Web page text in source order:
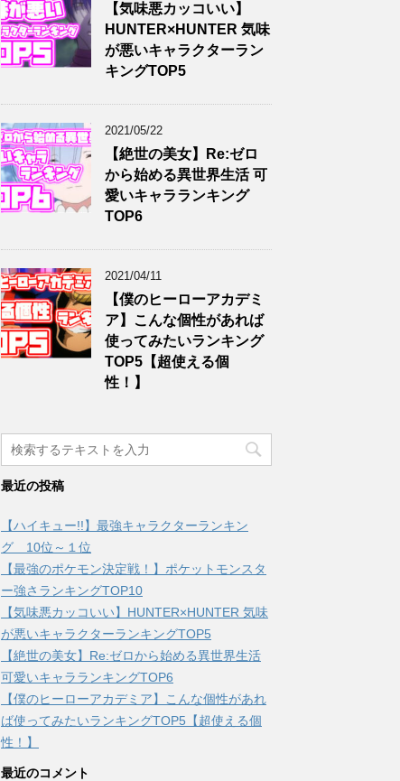
【気味悪カッコいい】
HUNTER×HUNTER 気味
が悪いキャラクターラン
キングTOP5
2021/05/22
【絶世の美女】Re:ゼロ
から始める異世界生活 可
愛いキャラランキング
TOP6
2021/04/11
【僕のヒーローアカデミ
ア】こんな個性があれば
使ってみたいランキング
TOP5【超使える個
性！】
最近の投稿
【ハイキュー!!】最強キャラクターランキン
グ 10位～１位
【最強のポケモン決定戦！】ポケットモンスタ
ー強さランキングTOP10
【気味悪カッコいい】HUNTER×HUNTER 気味
が悪いキャラクターランキングTOP5
【絶世の美女】Re:ゼロから始める異世界生活
可愛いキャラランキングTOP6
【僕のヒーローアカデミア】こんな個性があれ
ば使ってみたいランキングTOP5【超使える個
性！】
最近のコメント